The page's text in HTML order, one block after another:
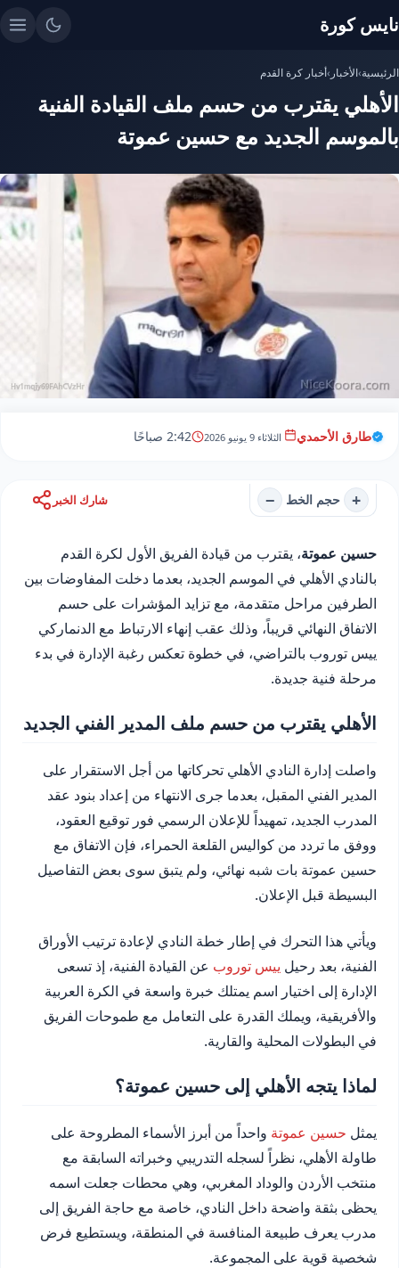
نايس كورة
الرئيسية›الأخبار ›أخبار كرة القدم
الأهلي يقترب من حسم ملف القيادة الفنية
بالموسم الجديد مع حسين عموتة
طارق الأحمدي الثلاثاء 9 يونيو 2026 2:42 صباحًا
+ حجم الخط − شارك الخبر
حسين عموتة، يقترب من قيادة الفريق الأول لكرة القدم
بالنادي الأهلي في الموسم الجديد، بعدما دخلت المفاوضات بين
الطرفين مراحل متقدمة، مع تزايد المؤشرات على حسم
الاتفاق النهائي قريباً، وذلك عقب إنهاء الارتباط مع الدنماركي
ييس توروب بالتراضي، في خطوة تعكس رغبة الإدارة في بدء
مرحلة فنية جديدة.
الأهلي يقترب من حسم ملف المدير الفني الجديد
واصلت إدارة النادي الأهلي تحركاتها من أجل الاستقرار على
المدير الفني المقبل، بعدما جرى الانتهاء من إعداد بنود عقد
المدرب الجديد، تمهيداً للإعلان الرسمي فور توقيع العقود،
ووفق ما تردد من كواليس القلعة الحمراء، فإن الاتفاق مع
حسين عموتة بات شبه نهائي، ولم يتبق سوى بعض التفاصيل
البسيطة قبل الإعلان.
ويأتي هذا التحرك في إطار خطة النادي لإعادة ترتيب الأوراق
الفنية، بعد رحيل ييس توروب عن القيادة الفنية، إذ تسعى
الإدارة إلى اختيار اسم يمتلك خبرة واسعة في الكرة العربية
والأفريقية، ويملك القدرة على التعامل مع طموحات الفريق
في البطولات المحلية والقارية.
لماذا يتجه الأهلي إلى حسين عموتة؟
يمثل حسين عموتة واحداً من أبرز الأسماء المطروحة على
طاولة الأهلي، نظراً لسجله التدريبي وخبراته السابقة مع
منتخب الأردن والوداد المغربي، وهي محطات جعلت اسمه
يحظى بثقة واضحة داخل النادي، خاصة مع حاجة الفريق إلى
مدرب يعرف طبيعة المنافسة في المنطقة، ويستطيع فرض
شخصية قوية على المجموعة.